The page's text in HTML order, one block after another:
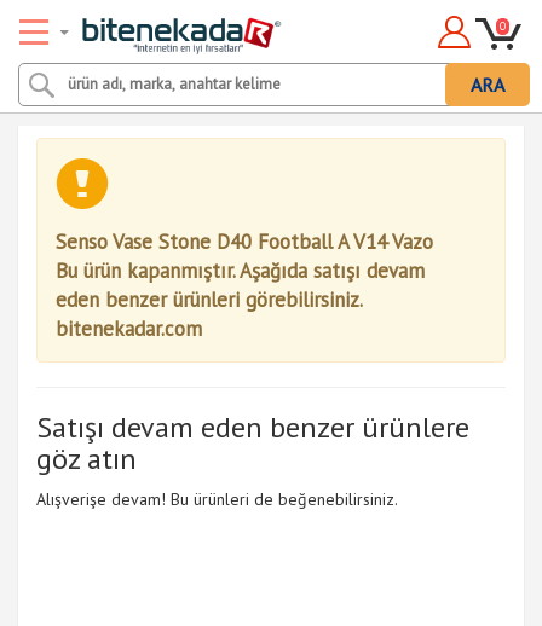
ARA
0
Senso Vase Stone D40 Football A V14 Vazo
Bu ürün kapanmıştır. Aşağıda satışı devam
eden benzer ürünleri görebilirsiniz.
bitenekadar.com
Satışı devam eden benzer ürünlere
göz atın
Alışverişe devam! Bu ürünleri de beğenebilirsiniz.